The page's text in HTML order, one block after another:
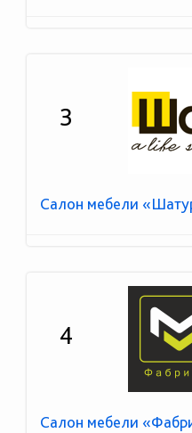
3
Салон мебели
4
Салон мебели